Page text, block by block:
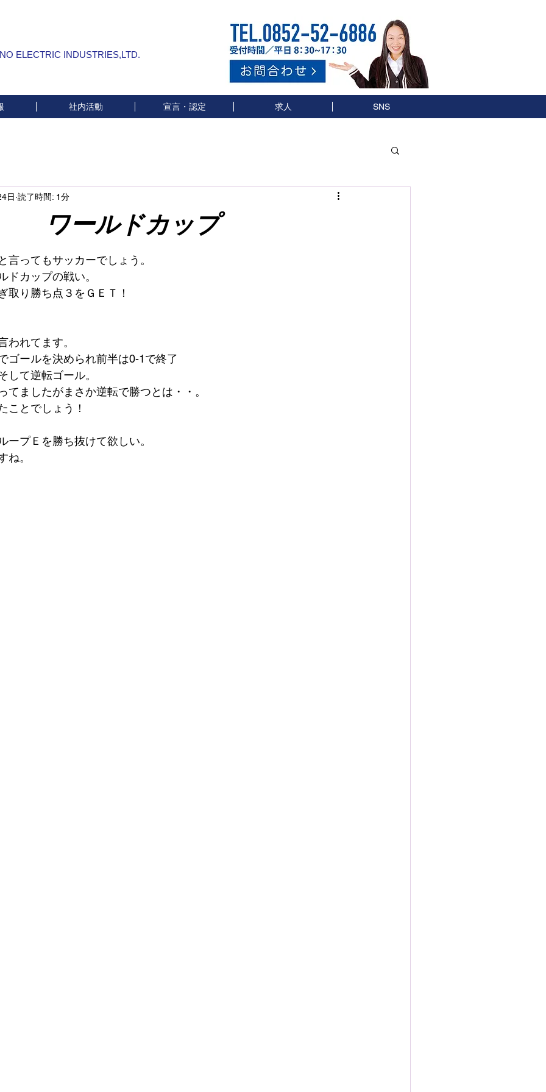
ELECTRIC INDUSTRIES,LTD.
社内活動 宣言・認定 求人 SNS
ドカップ
日 読了時間: 1分
言ってもサッカーでしょう。
ドカップの戦い。
取り勝ち点３をＧＥＴ！
われてます。
ゴールを決められ前半は0-1で終了
して逆転ゴール。
てましたがまさか逆転で勝つとは・・。
ことでしょう！
ープＥを勝ち抜けて欲しい。
ね。